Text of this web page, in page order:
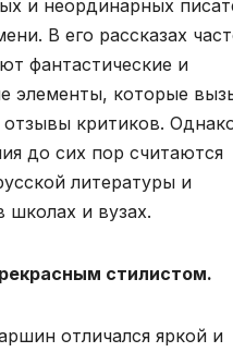
и неординарных
В его рассказах
фантастические и
элементы, которые
критиков.
до сих пор считаются
литературы и
школах и вузах.
стилистом.
отличался яркой и